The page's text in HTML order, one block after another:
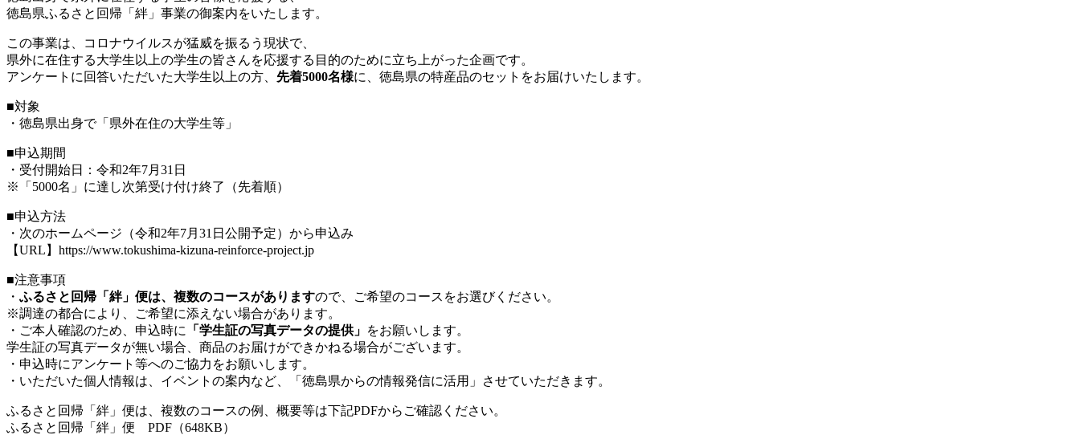
徳島県ふるさと回帰「絆」事業の御案内をいたします。
この事業は、コロナウイルスが猛威を振るう現状で、
県外に在住する大学生以上の学生の皆さんを応援する目的のために立ち上がった企画です。
アンケートに回答いただいた大学生以上の方、 先着5000名様に、徳島県の特産品のセットをお届けいたします。
■対象
・徳島県出身で「県外在住の大学生等」
■申込期間
・受付開始日：令和2年7月31日
※「5000名」に達し次第受け付け終了（先着順）
■申込方法
・次のホームページ（令和2年7月31日公開予定）から申込み
【URL】https://www.tokushima-kizuna-reinforce-project.jp
■注意事項
・ ふるさと回帰「絆」便は、複数のコースがありますので、ご希望のコースをお選びください。
※調達の都合により、ご希望に添えない場合があります。
・ご本人確認のため、申込時に
「学生証の写真データの提供」 をお願いします。
学生証の写真データが無い場合、商品のお届けができかねる場合がございます。
・申込時にアンケート等へのご協力をお願いします。
・いただいた個人情報は、イベントの案内など、「徳島県からの情報発信に活用」させていただきます。
ふるさと回帰「絆」便は、複数のコースの例、概要等は下記PDFからご確認ください。
ふるさと回帰「絆」便 PDF（648KB）